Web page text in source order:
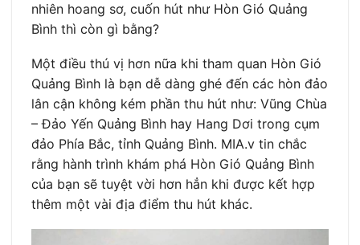
nhiên hoang sơ, cuốn hút như Hòn Gió Quảng
Bình thì còn gì bằng?
Một điều thú vị hơn nữa khi tham quan Hòn Gió
Quảng Bình là bạn dễ dàng ghé đến các hòn đảo
lân cận không kém phần thu hút như: Vũng Chùa
– Đảo Yến Quảng Bình hay Hang Dơi trong cụm
đảo Phía Bắc, tỉnh Quảng Bình. MIA.v tin chắc
rằng hành trình khám phá Hòn Gió Quảng Bình
của bạn sẽ tuyệt vời hơn hẳn khi được kết hợp
thêm một vài địa điểm thu hút khác.